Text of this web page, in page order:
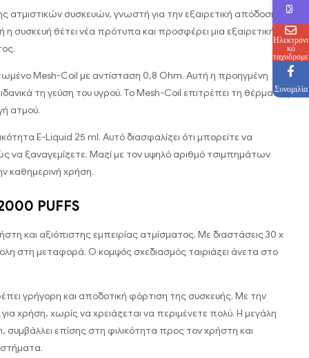
ατμιστικών συσκευών, γνωστή για την εξαιρετική απόδοσή
συσκευή θέτει νέα πρότυπα και προσφέρει μια εξαιρετική
Mesh-Coil με αντίσταση 0,8 Ohm. Αυτή η προηγμένη
τη γεύση του υγρού. Το Mesh-Coil επιτρέπει τη θέρμανση
ατμού.
E-Liquid 25 ml. Αυτό διασφαλίζει ότι μπορείτε να
να ξαναγεμίζετε. Μαζί με τον υψηλό αριθμό τσιμπημάτων
καθημερινή χρήση.
PUFFS
και αξιόπιστης εμπειρίας ατμίσματος. Με διαστάσεις 30 x
στη μεταφορά. Ο κομψός σχεδιασμός ταιριάζει άνετα στο
γρήγορη και αποδοτική φόρτιση της συσκευής. Με την
χρήση, χωρίς να χρειάζεται να περιμένετε πολύ. Η μεγάλη
επίσης στη φιλικότητα προς τον χρήστη και
Ηλεκτρονι
κό
ταχυδρομε
ίο
Συνομιλία